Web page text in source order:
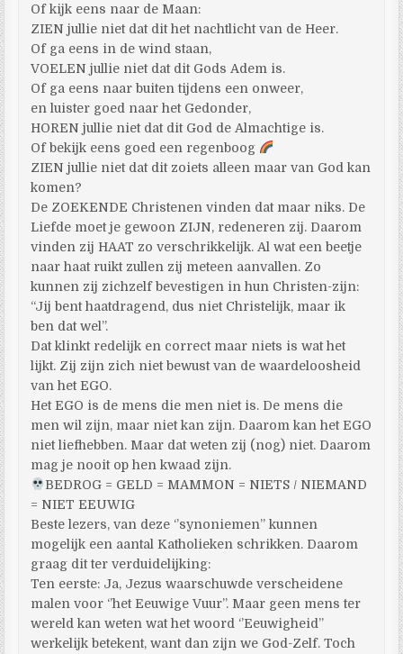
Of kijk eens naar de Maan:
ZIEN jullie niet dat dit het nachtlicht van de Heer.
Of ga eens in de wind staan,
VOELEN jullie niet dat dit Gods Adem is.
Of ga eens naar buiten tijdens een onweer,
en luister goed naar het Gedonder,
HOREN jullie niet dat dit God de Almachtige is.
Of bekijk eens goed een regenboog
ZIEN jullie niet dat dit zoiets alleen maar van God kan
komen?
De ZOEKENDE Christenen vinden dat maar niks. De
Liefde moet je gewoon ZIJN, redeneren zij. Daarom
vinden zij HAAT zo verschrikkelijk. Al wat een beetje
naar haat ruikt zullen zij meteen aanvallen. Zo
kunnen zij zichzelf bevestigen in hun Christen-zijn:
“Jij bent haatdragend, dus niet Christelijk, maar ik
ben dat wel”.
Dat klinkt redelijk en correct maar niets is wat het
lijkt. Zij zijn zich niet bewust van de waardeloosheid
van het EGO.
Het EGO is de mens die men niet is. De mens die
men wil zijn, maar niet kan zijn. Daarom kan het EGO
niet liefhebben. Maar dat weten zij (nog) niet. Daarom
mag je nooit op hen kwaad zijn.
BEDROG = GELD = MAMMON = NIETS / NIEMAND
= NIET EEUWIG
Beste lezers, van deze ‘’synoniemen’’ kunnen
mogelijk een aantal Katholieken schrikken. Daarom
graag dit ter verduidelijking:
Ten eerste: Ja, Jezus waarschuwde verscheidene
malen voor ‘’het Eeuwige Vuur’’. Maar geen mens ter
wereld kan weten wat het woord ‘’Eeuwigheid’’
werkelijk betekent, want dan zijn we God-Zelf. Toch